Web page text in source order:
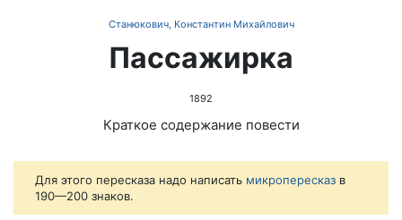
Станюкович, Константин Михайлович
Пассажирка
1892
Краткое содержание повести
Для этого пересказа надо написать микропересказ в
190—200 знаков.